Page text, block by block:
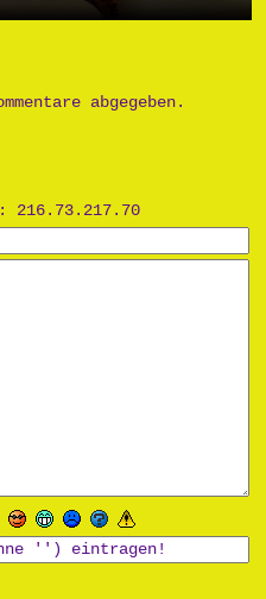
abgegeben.
216.73.217.70